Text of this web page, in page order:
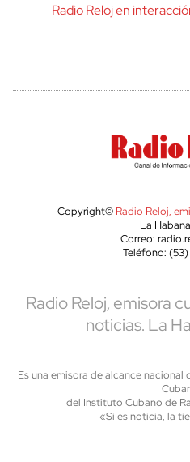
Radio Reloj en
Copyright© Radio Reloj,
La
Correo:
Teléfono:
Radio Reloj, emisora
noticias. La
Es una emisora de alcance
del Instituto Cubano de
«Si es noticia, la